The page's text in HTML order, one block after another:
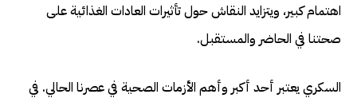
اهتمام كبير، ويتزايد النقاش حول تأثيرات العادات الغذائية على
صحتنا في الحاضر والمستقبل.
السكري يعتبر أحد أكبر وأهم الأزمات الصحية في عصرنا الحالي. في